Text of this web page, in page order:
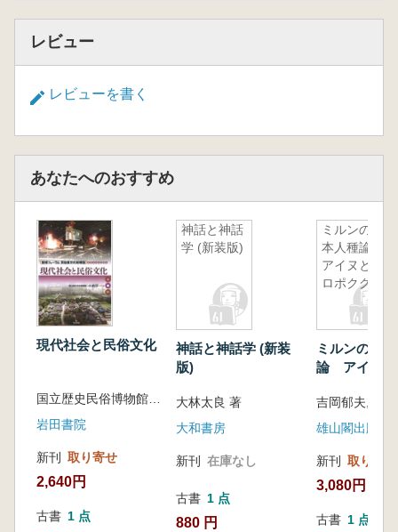
レビュー
レビューを書く
あなたへのおすすめ
現代社会と民俗文化
国立歴史民俗博物館 小池淳一 編
岩田書院
新刊 取り寄せ
2,640円
古書 1 点
神話と神話
学 (新装版)
神話と神話学 (新装
版)
大林太良 著
大和書房
新刊 在庫なし
古書 1 点
880 円
ミルンの日
本人種論
アイヌとコ
ロポクグル
ミルンの日
論 アイヌと
雄山閣出版
新刊 取り寄せ
3,080円
古書 1 点